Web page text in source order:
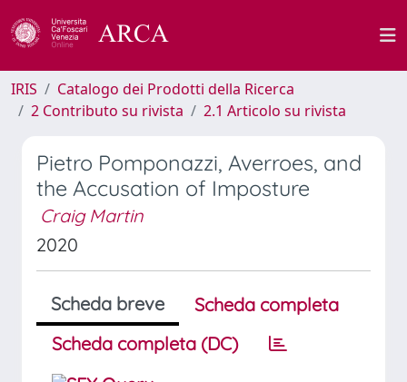
IRIS
Catalogo dei Prodotti della Ricerca
2 Contributo su rivista
2.1 Articolo su rivista
Pietro Pomponazzi, Averroes, and
the Accusation of Imposture
Craig Martin
2020
Scheda breve
Scheda completa
Scheda completa (DC)